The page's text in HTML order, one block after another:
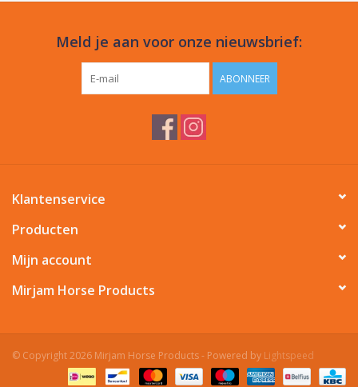
Meld je aan voor onze nieuwsbrief:
ABONNEER
Klantenservice
Producten
Mijn account
Mirjam Horse Products
© Copyright 2026 Mirjam Horse Products - Powered by Lightspeed